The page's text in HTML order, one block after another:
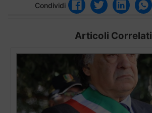
Condividi
Articoli Correlati